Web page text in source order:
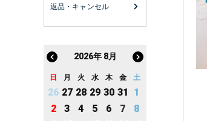
返品・キャンセル
2026年 8月
日 月 火 水 木 金 土
26 27 28 29 30 31
1
2
3 4 5 6 7
8